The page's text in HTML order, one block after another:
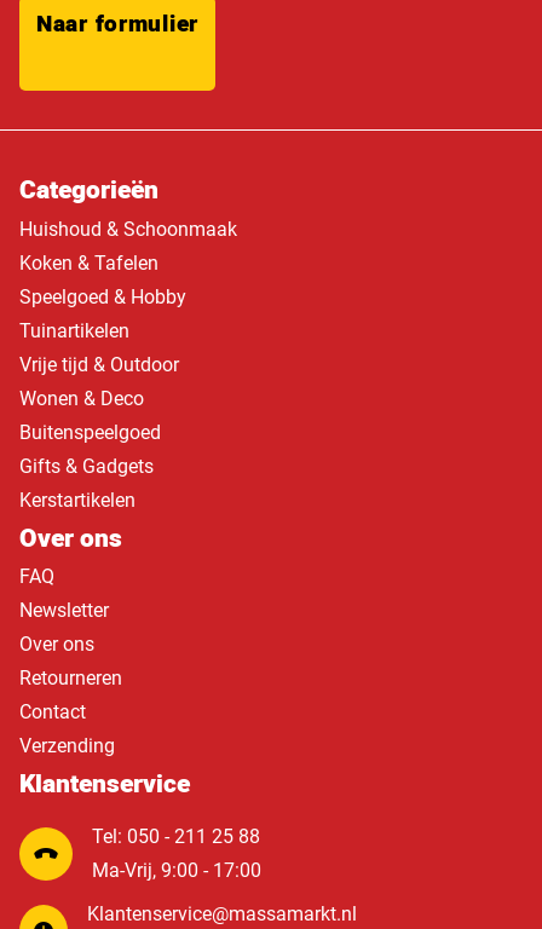
Naar formulier
Categorieën
Huishoud & Schoonmaak
Koken & Tafelen
Speelgoed & Hobby
Tuinartikelen
Vrije tijd & Outdoor
Wonen & Deco
Buitenspeelgoed
Gifts & Gadgets
Kerstartikelen
Over ons
FAQ
Newsletter
Over ons
Retourneren
Contact
Verzending
Klantenservice
Tel: 050 - 211 25 88
Ma-Vrij, 9:00 - 17:00
Klantenservice@massamarkt.nl